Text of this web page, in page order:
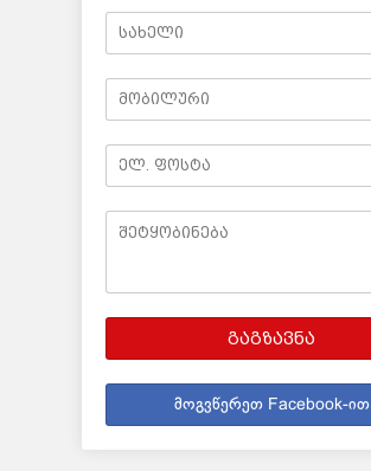
გაგზავნა
მოგვწერეთ Facebook-ით